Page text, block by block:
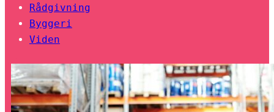
Rådgivning
Byggeri
Viden